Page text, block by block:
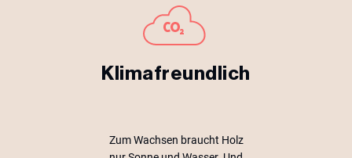
Klimafreundlich
Zum Wachsen braucht Holz